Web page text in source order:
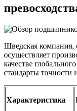
Шведская компания,
осуществляет
качестве
стандарты точности
Характеристика